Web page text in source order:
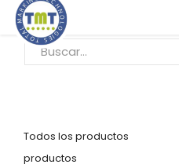
Todos los productos
productos